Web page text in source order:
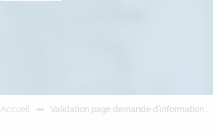
Accueil Validation page demande d’information…